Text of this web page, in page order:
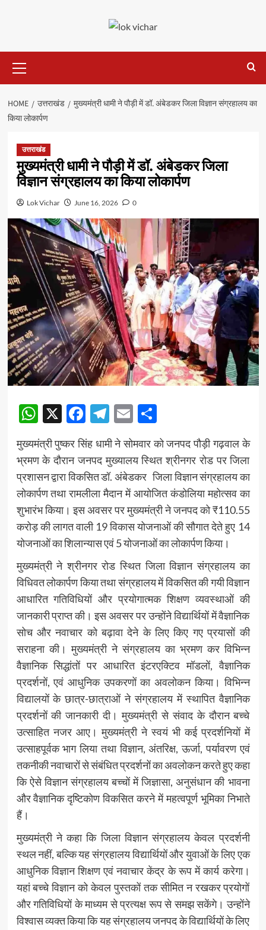
Menu
HOME उत्तराखंड
मुख्यमंत्री धामी ने पौड़ी में डॉ. अंबेडकर जिला विज्ञान संग्रहालय का
किया लोकार्पण
उत्तराखंड
मुख्यमंत्री धामी ने पौड़ी में डॉ. अंबेडकर जिला
विज्ञान संग्रहालय का किया लोकार्पण
Lok Vichar June 16, 2026 0
WhatsApp
X Facebook
Telegram
EmailShare
मुख्यमंत्री पुष्कर सिंह धामी ने सोमवार को जनपद पौड़ी गढ़वाल के
भ्रमण के दौरान जनपद मुख्यालय स्थित श्रीनगर रोड पर जिला
प्रशासन द्वारा विकसित डॉ. अंबेडकर जिला विज्ञान संग्रहालय का
लोकार्पण तथा रामलीला मैदान में आयोजित कंडोलिया महोत्सव का
शुभारंभ किया। इस अवसर पर मुख्यमंत्री ने जनपद को ₹110.55
करोड़ की लागत वाली 19 विकास योजनाओं की सौगात देते हुए 14
योजनाओं का शिलान्यास एवं 5 योजनाओं का लोकार्पण किया।
मुख्यमंत्री ने श्रीनगर रोड स्थित जिला विज्ञान संग्रहालय का
विधिवत लोकार्पण किया तथा संग्रहालय में विकसित की गयी विज्ञान
आधारित गतिविधियों और प्रयोगात्मक शिक्षण व्यवस्थाओं की
जानकारी प्राप्त की। इस अवसर पर उन्होंने विद्यार्थियों में वैज्ञानिक
सोच और नवाचार को बढ़ावा देने के लिए किए गए प्रयासों की
सराहना की। मुख्यमंत्री ने संग्रहालय का भ्रमण कर विभिन्न
वैज्ञानिक सिद्धांतों पर आधारित इंटरएक्टिव मॉडलों, वैज्ञानिक
प्रदर्शनों, एवं आधुनिक उपकरणों का अवलोकन किया। विभिन्न
विद्यालयों के छात्र-छात्राओं ने संग्रहालय में स्थापित वैज्ञानिक
प्रदर्शनों की जानकारी दी। मुख्यमंत्री से संवाद के दौरान बच्चे
उत्साहित नजर आए। मुख्यमंत्री ने स्वयं भी कई प्रदर्शनियों में
उत्साहपूर्वक भाग लिया तथा विज्ञान, अंतरिक्ष, ऊर्जा, पर्यावरण एवं
तकनीकी नवाचारों से संबंधित प्रदर्शनों का अवलोकन करते हुए कहा
कि ऐसे विज्ञान संग्रहालय बच्चों में जिज्ञासा, अनुसंधान की भावना
और वैज्ञानिक दृष्टिकोण विकसित करने में महत्वपूर्ण भूमिका निभाते
हैं।
मुख्यमंत्री ने कहा कि जिला विज्ञान संग्रहालय केवल प्रदर्शनी
स्थल नहीं, बल्कि यह संग्रहालय विद्यार्थियों और युवाओं के लिए एक
आधुनिक विज्ञान शिक्षण एवं नवाचार केंद्र के रूप में कार्य करेगा।
यहां बच्चे विज्ञान को केवल पुस्तकों तक सीमित न रखकर प्रयोगों
और गतिविधियों के माध्यम से प्रत्यक्ष रूप से समझ सकेंगे। उन्होंने
विश्वास व्यक्त किया कि यह संग्रहालय जनपद के विद्यार्थियों के लिए